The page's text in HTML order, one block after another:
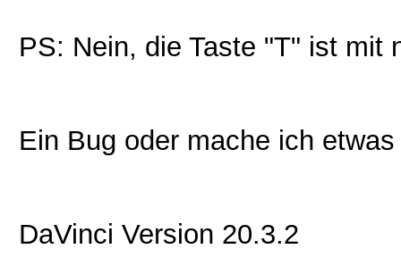
PS: Nein, die Taste "T" ist mit
Ein Bug oder mache ich
DaVinci Version 20.3.2